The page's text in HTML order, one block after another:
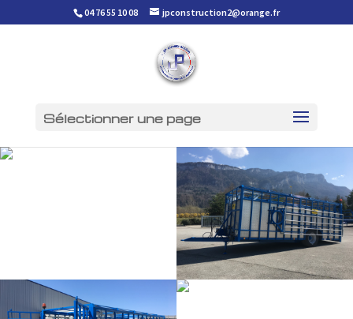
04 76 55 10 08 jpconstruction2@orange.fr
Sélectionner une page